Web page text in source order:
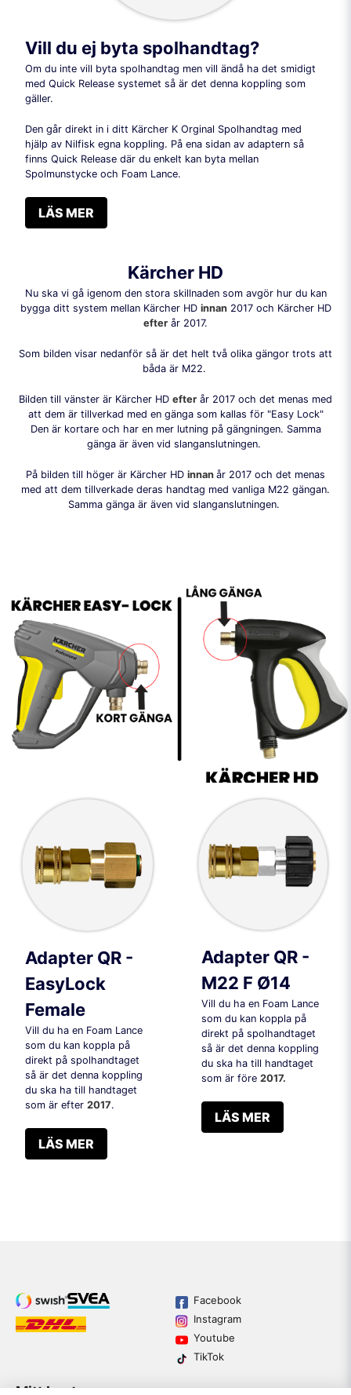
Vill du ej byta spolhandtag?
Om du inte vill byta spolhandtag men vill ändå ha det smidigt
med Quick Release systemet så är det denna koppling som
gäller.
Den går direkt in i ditt Kärcher K Orginal Spolhandtag med
hjälp av Nilfisk egna koppling. På ena sidan av adaptern så
finns Quick Release där du enkelt kan byta mellan
Spolmunstycke och Foam Lance.
LÄS MER
Kärcher HD
Nu ska vi gå igenom den stora skillnaden som avgör hur du kan
bygga ditt system mellan Kärcher HD innan2017 och Kärcher HD
efter år 2017.
Som bilden visar nedanför så är det helt två olika gängor trots att
båda är M22.
Bilden till vänster är Kärcher HD efter år 2017 och det menas med
att dem är tillverkad med en gänga som kallas för "Easy Lock"
Den är kortare och har en mer lutning på gängningen. Samma
gänga är även vid slanganslutningen.
På bilden till höger är Kärcher HD innan år 2017 och det menas
med att dem tillverkade deras handtag med vanliga M22 gängan.
Samma gänga är även vid slanganslutningen.
Adapter QR -
EasyLock
Female
Vill du ha en Foam Lance
som du kan koppla på
direkt på spolhandtaget
så är det denna koppling
du ska ha till handtaget
som är efter 2017.
LÄS MER
Adapter QR -
M22 F Ø14
Vill du ha en Foam Lance
som du kan koppla på
direkt på spolhandtaget
så är det denna koppling
du ska ha till handtaget
som är före 2017.
LÄS MER
Facebook
Instagram
Youtube
TikTok
Mitt konto